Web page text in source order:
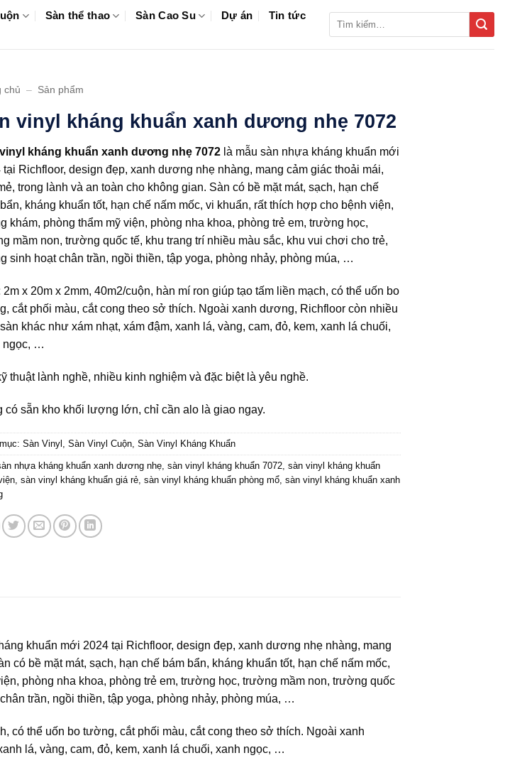
Sàn thể thao Sàn Cao Su Dự án Tin tức
chủ – Sản phẩm
vinyl kháng khuẩn xanh dương nhẹ 7072
kháng khuẩn xanh dương nhẹ 7072 là mẫu sàn nhựa kháng khuẩn mới
tại Richfloor, design đẹp, xanh dương nhẹ nhàng, mang cảm giác thoải mái,
trong lành và an toàn cho không gian. Sàn có bề mặt mát, sạch, hạn chế
kháng khuẩn tốt, hạn chế nấm mốc, vi khuẩn, rất thích hợp cho bệnh viện,
khám, phòng thẩm mỹ viện, phòng nha khoa, phòng trẻ em, trường học,
mầm non, trường quốc tế, khu trang trí nhiều màu sắc, khu vui chơi cho trẻ,
sinh hoạt chân trần, ngồi thiền, tập yoga, phòng nhảy, phòng múa, …
2m x 20m x 2mm, 40m2/cuộn, hàn mí ron giúp tạo tấm liền mạch, có thể uốn bo
cắt phối màu, cắt cong theo sở thích. Ngoài xanh dương, Richfloor còn nhiều
khác như xám nhạt, xám đậm, xanh lá, vàng, cam, đỏ, kem, xanh lá chuối,
ngọc, …
thuật lành nghề, nhiều kinh nghiệm và đặc biệt là yêu nghề.
có sẵn kho khối lượng lớn, chỉ cần alo là giao ngay.
Sàn Vinyl , Sàn Vinyl Cuộn, Sàn Vinyl Kháng Khuẩn
nhựa kháng khuẩn xanh dương nhẹ, sàn vinyl kháng khuẩn 7072, sàn vinyl kháng khuẩn
, sàn vinyl kháng khuẩn giá rẻ, sàn vinyl kháng khuẩn phòng mổ, sàn vinyl kháng khuẩn xanh
khuẩn mới 2024 tại Richfloor, design đẹp, xanh dương nhẹ nhàng, mang
có bề mặt mát, sạch, hạn chế bám bẩn, kháng khuẩn tốt, hạn chế nấm mốc,
phòng nha khoa, phòng trẻ em, trường học, trường mầm non, trường quốc
trần, ngồi thiền, tập yoga, phòng nhảy, phòng múa, …
có thể uốn bo tường, cắt phối màu, cắt cong theo sở thích. Ngoài xanh
lá, vàng, cam, đỏ, kem, xanh lá chuối, xanh ngọc, …